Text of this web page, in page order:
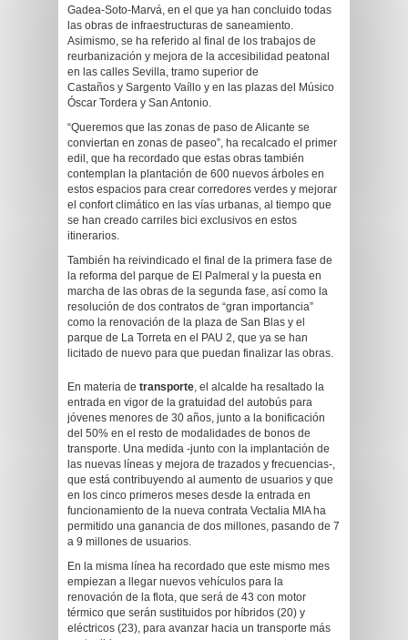
Gadea-Soto-Marvá, en el que ya han concluido todas
las obras de infraestructuras de saneamiento.
Asimismo, se ha referido al final de los trabajos de
reurbanización y mejora de la accesibilidad peatonal
en las calles Sevilla, tramo superior de
Castaños y Sargento Vaíllo y en las plazas del Músico
Óscar Tordera y San Antonio.
“Queremos que las zonas de paso de Alicante se
conviertan en zonas de paseo”, ha recalcado el primer
edil, que ha recordado que estas obras también
contemplan la plantación de 600 nuevos árboles en
estos espacios para crear corredores verdes y mejorar
el confort climático en las vías urbanas, al tiempo que
se han creado carriles bici exclusivos en estos
itinerarios.
También ha reivindicado el final de la primera fase de
la reforma del parque de El Palmeral y la puesta en
marcha de las obras de la segunda fase, así como la
resolución de dos contratos de “gran importancia”
como la renovación de la plaza de San Blas y el
parque de La Torreta en el PAU 2, que ya se han
licitado de nuevo para que puedan finalizar las obras.
En materia de transporte, el alcalde ha resaltado la
entrada en vigor de la gratuidad del autobús para
jóvenes menores de 30 años, junto a la bonificación
del 50% en el resto de modalidades de bonos de
transporte. Una medida -junto con la implantación de
las nuevas líneas y mejora de trazados y frecuencias-,
que está contribuyendo al aumento de usuarios y que
en los cinco primeros meses desde la entrada en
funcionamiento de la nueva contrata Vectalia MIA ha
permitido una ganancia de dos millones, pasando de 7
a 9 millones de usuarios.
En la misma línea ha recordado que este mismo mes
empiezan a llegar nuevos vehículos para la
renovación de la flota, que será de 43 con motor
térmico que serán sustituidos por híbridos (20) y
eléctricos (23), para avanzar hacia un transporte más